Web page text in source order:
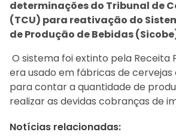
determinações do Tribunal de
(TCU) para reativação do
de Produção de Bebidas
O sistema foi extinto pela Receita
era usado em fábricas de
para contar a quantidade de
realizar as devidas cobranças de
Notícias relacionadas: